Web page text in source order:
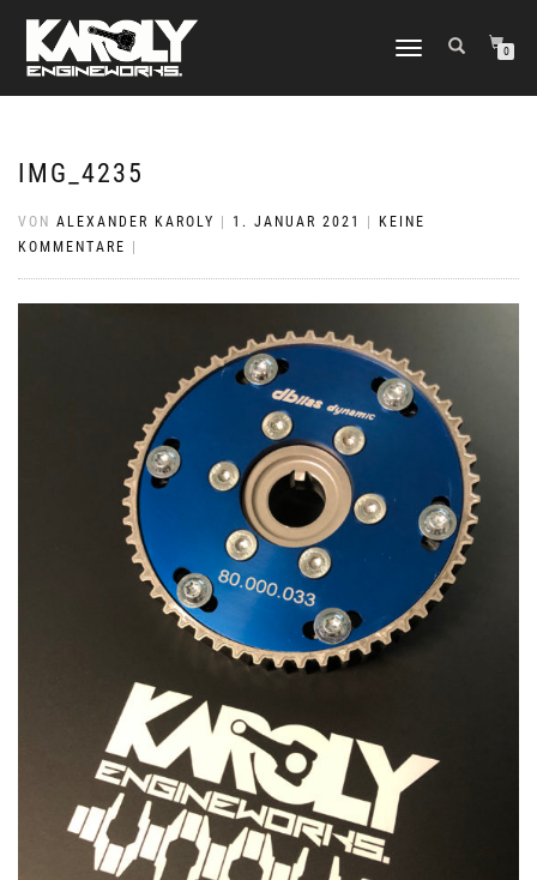
NAVIGATION
0
IMG_4235
VON ALEXANDER KAROLY 1. JANUAR 2021
KEINE
KOMMENTARE